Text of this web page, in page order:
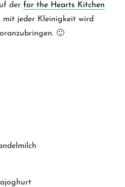
der for the Hearts Kitchen
mit jeder Kleinigkeit wird
🙂